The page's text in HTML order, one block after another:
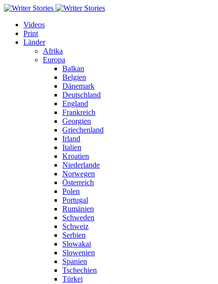
Videos
Print
Länder
Afrika
Europa
Balkan
Belgien
Dänemark
Deutschland
England
Frankreich
Georgien
Griechenland
Irland
Italien
Kroatien
Niederlande
Norwegen
Österreich
Polen
Portugal
Rumänien
Schweden
Schweiz
Serbien
Slowakai
Slowenien
Spanien
Tschechien
Türkei